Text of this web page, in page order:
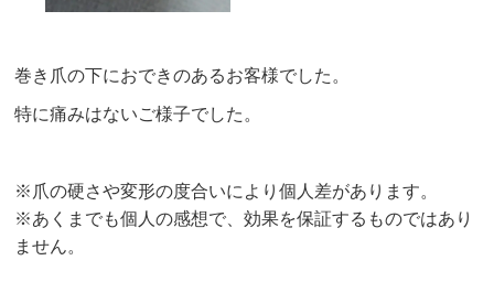
巻き爪の下におできのあるお客様でした。
特に痛みはないご様子でした。
※爪の硬さや変形の度合いにより個人差があります。
※あくまでも個人の感想で、効果を保証するものではあり
ません。